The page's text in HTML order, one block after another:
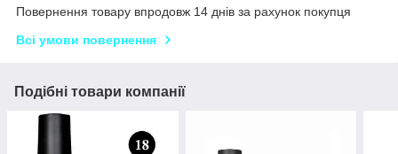
Повернення товару впродовж 14 днів за рахунок покупця
Всі умови повернення
Подібні товари компанії